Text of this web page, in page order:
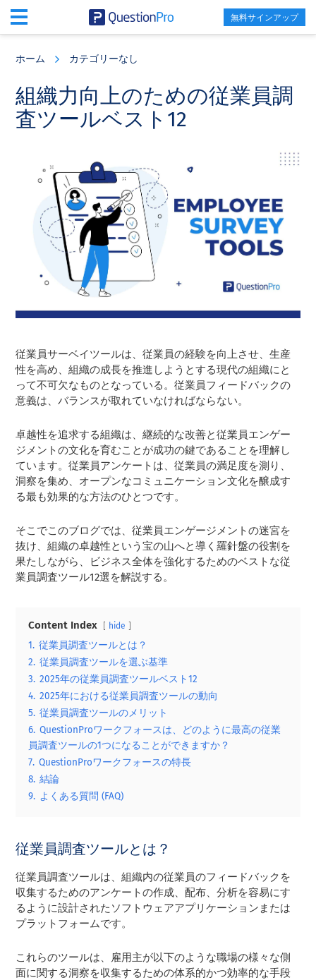
content
sidebar
無料サインアップ
ホーム カテゴリーなし
組織力向上のための従業員調
査ツールベスト12
従業員サーベイツールは、従業員の経験を向上させ、生産
性を高め、組織の成長を推進しようとする現代の組織にと
って不可欠なものとなっている。従業員フィードバックの
意義は、バランスが取れていなければならない。
卓越性を追求する組織は、継続的な改善と従業員エンゲー
ジメントの文化を育むことが成功の鍵であることを理解し
ています。従業員アンケートは、従業員の満足度を測り、
洞察を集め、オープンなコミュニケーション文化を醸成す
る最も効果的な方法のひとつです。
そこでこのブログでは、従業員エンゲージメントの迷宮を
抜け、組織の卓越性という宝の山へと導く羅針盤の役割を
果たしながら、ビジネス全体を強化するためのベストな従
業員調査ツール12選を解説する。
Content Index hide
1. 従業員調査ツールとは？
2. 従業員調査ツールを選ぶ基準
3. 2025年の従業員調査ツールベスト12
4. 2025年における従業員調査ツールの動向
5. 従業員調査ツールのメリット
6. QuestionProワークフォースは、どのように最高の従業
員調査ツールの1つになることができますか？
7. QuestionProワークフォースの特長
8. 結論
9. よくある質問 (FAQ)
従業員調査ツールとは？
従業員調査ツールは、組織内の従業員のフィードバックを
収集するためのアンケートの作成、配布、分析を容易にす
るように設計されたソフトウェアアプリケーションまたは
プラットフォームです。
これらのツールは、雇用主が以下のような職場の様々な側
面に関する洞察を収集するための体系的かつ効率的な手段